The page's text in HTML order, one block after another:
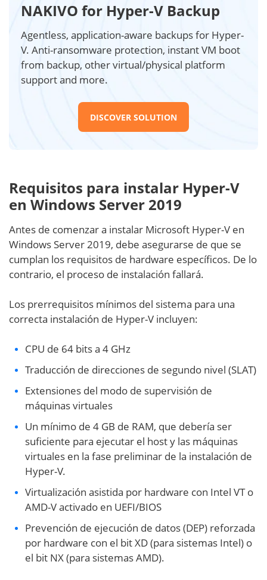
NAKIVO for Hyper-V Backup
Agentless, application-aware backups for Hyper-
V. Anti-ransomware protection, instant VM boot
from backup, other virtual/physical platform
support and more.
DISCOVER SOLUTION
Requisitos para instalar Hyper-V
en Windows Server 2019
Antes de comenzar a instalar Microsoft Hyper-V en
Windows Server 2019, debe asegurarse de que se
cumplan los requisitos de hardware específicos. De lo
contrario, el proceso de instalación fallará.
Los prerrequisitos mínimos del sistema para una
correcta instalación de Hyper-V incluyen:
CPU de 64 bits a 4 GHz
Traducción de direcciones de segundo nivel (SLAT)
Extensiones del modo de supervisión de
máquinas virtuales
Un mínimo de 4 GB de RAM, que debería ser
suficiente para ejecutar el host y las máquinas
virtuales en la fase preliminar de la instalación de
Hyper-V.
Virtualización asistida por hardware con Intel VT o
AMD-V activado en UEFI/BIOS
Prevención de ejecución de datos (DEP) reforzada
por hardware con el bit XD (para sistemas Intel) o
el bit NX (para sistemas AMD).